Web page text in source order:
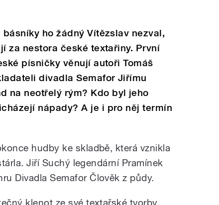
ho žádný Vítězslav nezval,
za nestora české textařiny. První
písničky věnují autoři Tomáš
divadla Semafor Jiřímu
na neotřelý rým? Kdo byl jeho
nápady? A je i pro něj termín
hudby ke skladbě, která vznikla
Jiří Suchý legendární Pramínek
Divadla Semafor Člověk z půdy.
klenot ze své textařské tvorby,